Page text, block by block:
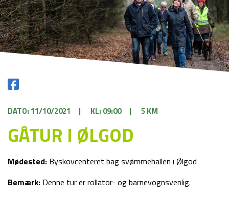
DATO: 11/10/2021 | KL: 09:00 | 5 KM
GÅTUR I ØLGOD
Mødested: Byskovcenteret bag svømmehallen i Ølgod
Bemærk: Denne tur er rollator- og barnevognsvenlig.